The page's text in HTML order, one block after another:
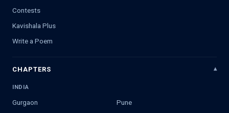
Contests
Kavishala Plus
Write a Poem
CHAPTERS
INDIA
Gurgaon
Pune